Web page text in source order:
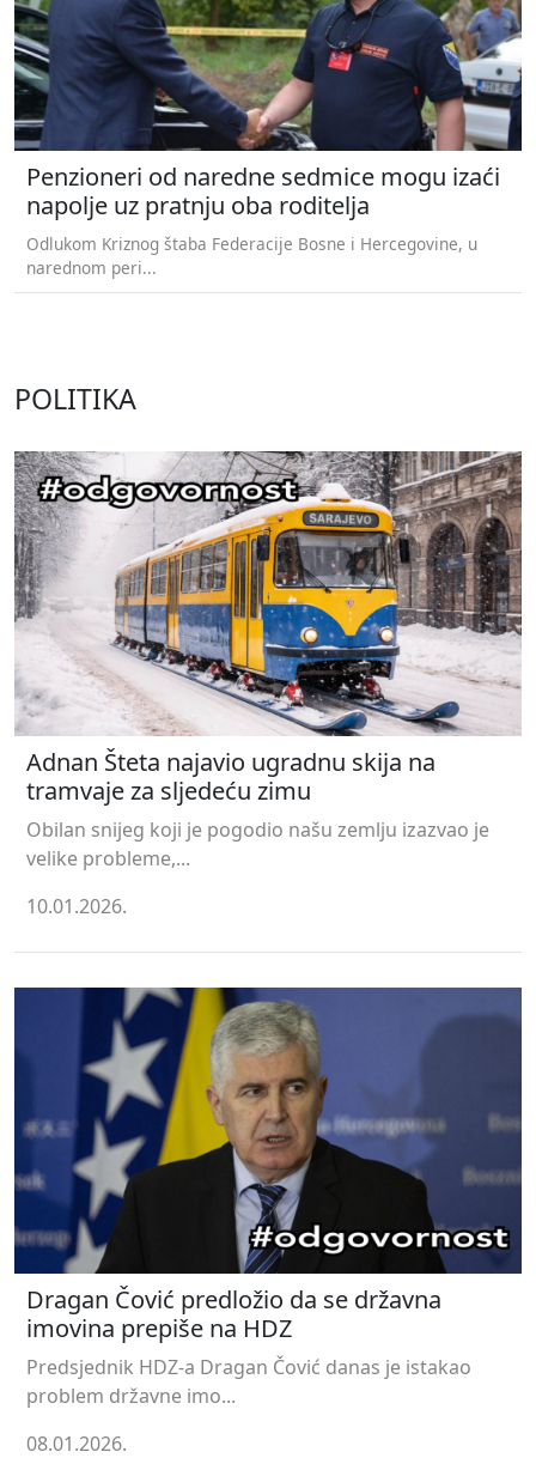
Penzioneri od naredne sedmice mogu izaći
napolje uz pratnju oba roditelja
Odlukom Kriznog štaba Federacije Bosne i Hercegovine, u
narednom peri...
POLITIKA
Adnan Šteta najavio ugradnu skija na
tramvaje za sljedeću zimu
Obilan snijeg koji je pogodio našu zemlju izazvao je
velike probleme,...
10.01.2026.
Dragan Čović predložio da se državna
imovina prepiše na HDZ
Predsjednik HDZ-a Dragan Čović danas je istakao
problem državne imo...
08.01.2026.